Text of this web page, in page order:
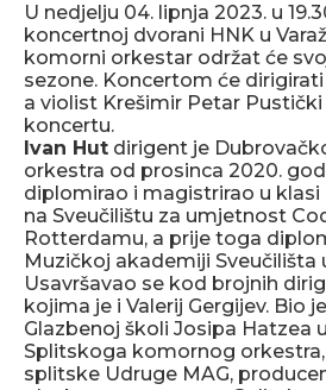
U nedjelju 04. lipnja 2023. u
koncertnoj dvorani HNK u
komorni orkestar održat će
sezone. Koncertom će
a violist Krešimir Petar
koncertu.
Ivan Hut dirigent je
orkestra od prosinca 2020.
diplomirao i magistrirao u klasi
na Sveučilištu za umjetnost
Rotterdamu, a prije toga
Muzičkoj akademiji Sveučilišta
Usavršavao se kod brojnih
kojima je i Valerij Gergijev. Bio
Glazbenoj školi Josipa Hatzea
Splitskoga komornog
splitske Udruge MAG,